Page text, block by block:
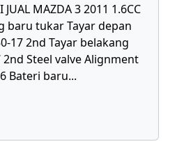
JUAL MAZDA 3 2011 1.6CC
baru tukar Tayar depan
17 2nd Tayar belakang
Steel valve Alignment
Bateri baru...